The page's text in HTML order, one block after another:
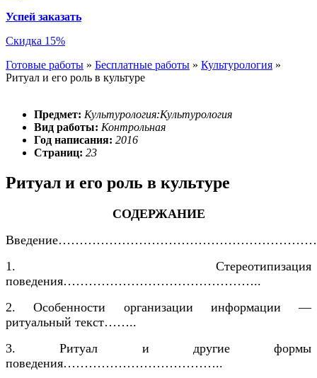
Успей заказать
Скидка 15%
Готовые работы » Бесплатные работы » Культурология »
Ритуал и его роль в культуре
Предмет: Культурология:Культурология
Вид работы: Контрольная
Год написания: 2016
Страниц: 23
Ритуал и его роль в культуре
СОДЕРЖАНИЕ
1. Стереотипизация
поведения………………………………………..
2. Особенности организации информации —
ритуальный текст……..
3. Ритуал и другие формы
поведения………………………………..